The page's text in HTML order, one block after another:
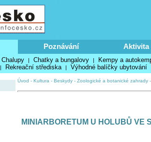
Poznávání Aktivita
Chalupy | Chatky a bungalovy | Kempy a
| Rekreační střediska | Výhodné balíčky ubytování
Úvod - Kultura - Beskydy - Zoologické a botanické zahrady
MINIARBORETUM U HOLUBŮ VE